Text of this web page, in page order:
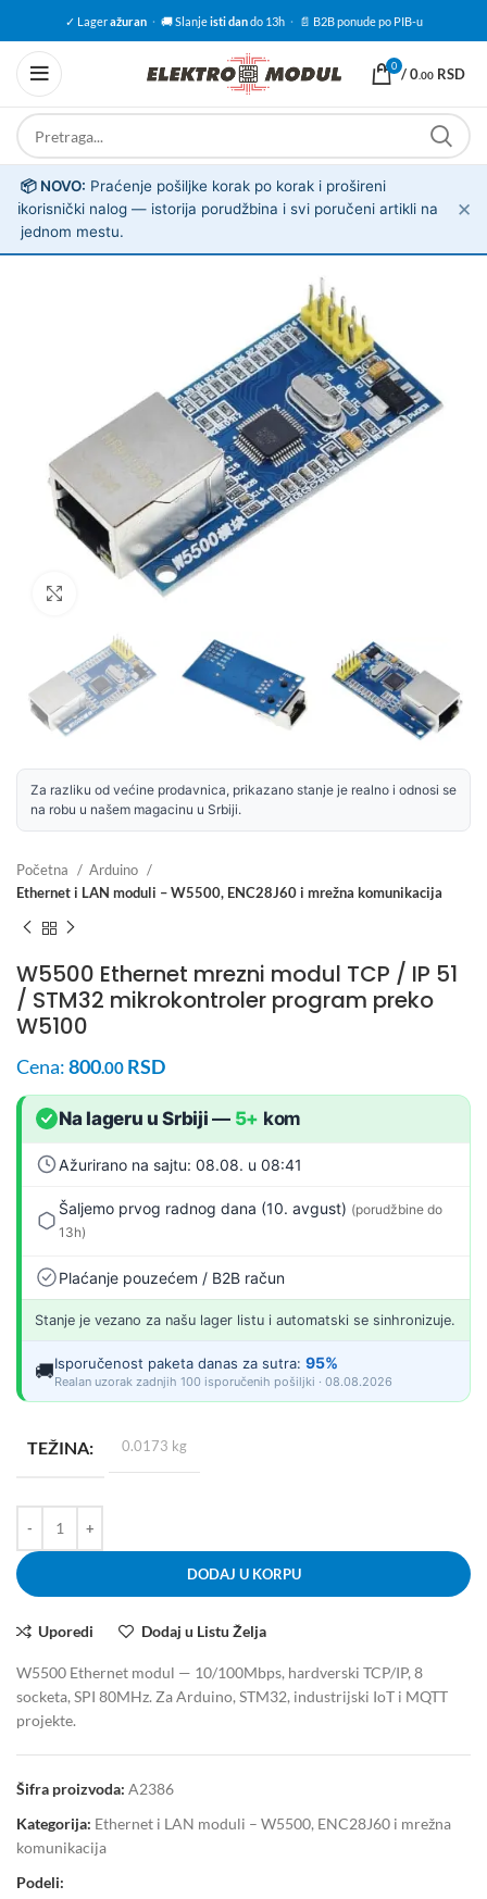
✓ Lageražuran · 🚚 Slanjeisti dando 13h · 📄 B2B ponude po PIB-u
0 /0.00 RSD
ℹ️
📦 NOVO: Praćenje pošiljke korak po korak i prošireni
korisnički nalog — istorija porudžbina i svi poručeni artikli na
jednom mestu.
✕
Za razliku od većine prodavnica, prikazano stanje je realno i odnosi se
na robu u našem magacinu u Srbiji.
Početna
Arduino
Ethernet i LAN moduli – W5500, ENC28J60 i mrežna komunikacija
W5500 Ethernet mrezni modul TCP / IP 51
/ STM32 mikrokontroler program preko
W5100
Cena:800.00 RSD
Na lageru u Srbiji — 5+ kom
Ažurirano na sajtu: 08.08. u 08:41
Šaljemo prvog radnog dana (10. avgust) (porudžbine do
13h)
Plaćanje pouzećem / B2B račun
Stanje je vezano za našu lager listu i automatski se sinhronizuje.
🚚Isporučenost paketa danas za sutra: 95%
Realan uzorak zadnjih 100 isporučenih pošiljki · 08.08.2026
TEŽINA 0.0173 kg
DODAJ U KORPU
Uporedi Dodaj u Listu Želja
W5500 Ethernet modul — 10/100Mbps, hardverski TCP/IP, 8
socketa, SPI 80MHz. Za Arduino, STM32, industrijski IoT i MQTT
projekte.
Šifra proizvoda: A2386
Kategorija: Ethernet i LAN moduli – W5500, ENC28J60 i mrežna
komunikacija
Podeli: